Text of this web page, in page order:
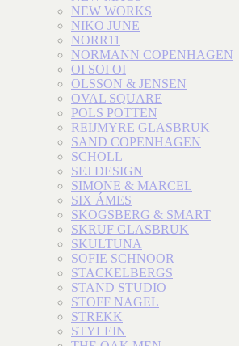
NEW WORKS
NIKO JUNE
NORR11
NORMANN COPENHAGEN
OI SOI OI
OLSSON & JENSEN
OVAL SQUARE
POLS POTTEN
REIJMYRE GLASBRUK
SAND COPENHAGEN
SCHOLL
SEJ DESIGN
SIMONE & MARCEL
SIX ÁMES
SKOGSBERG & SMART
SKRUF GLASBRUK
SKULTUNA
SOFIE SCHNOOR
STACKELBERGS
STAND STUDIO
STOFF NAGEL
STREKK
STYLEIN